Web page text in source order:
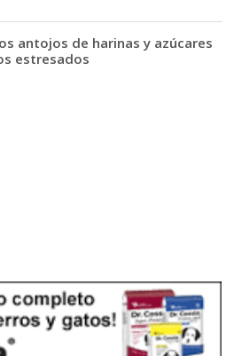
antojos de harinas y azúcares
estresados